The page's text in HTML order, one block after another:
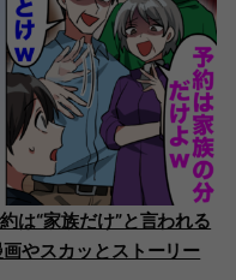
は“家族だけ”と言われる
やスカッとストーリー